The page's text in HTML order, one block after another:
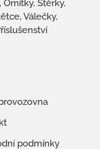
Omítky, Stěrky,
Válečky,
podmínky